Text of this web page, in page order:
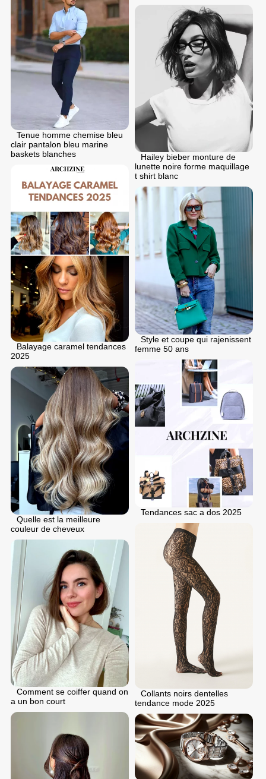
Tenue homme chemise bleu
clair pantalon bleu marine
baskets blanches
Hailey bieber monture de
lunette noire forme maquillage
t shirt blanc
Balayage caramel tendances
2025
Style et coupe qui rajenissent
femme 50 ans
Tendances sac a dos 2025
Quelle est la meilleure
couleur de cheveux
Collants noirs dentelles
tendance mode 2025
Comment se coiffer quand on
a un bon court